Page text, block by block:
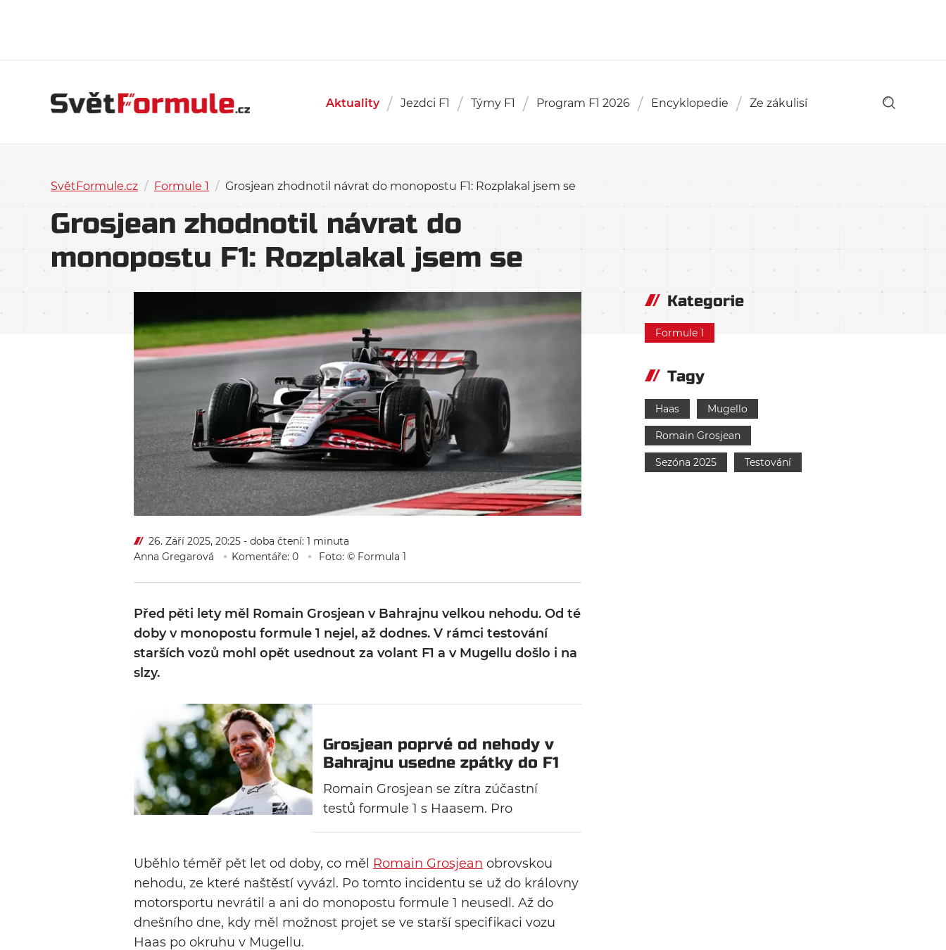
Aktuality Jezdci F1 Týmy F1 Program F1 2026 Encyklopedie Ze zákulisí
SvětFormule.cz / Formule 1 / Grosjean zhodnotil návrat do monopostu F1: Rozplakal jsem se
Grosjean zhodnotil návrat do
monopostu F1: Rozplakal jsem se
26. Září 2025, 20:25 - doba čtení: 1 minuta
Anna Gregarová
Komentáře: 0 Foto: © Formula 1
Před pěti lety měl Romain Grosjean v Bahrajnu velkou nehodu. Od té
doby v monopostu formule 1 nejel, až dodnes. V rámci testování
starších vozů mohl opět usednout za volant F1 a v Mugellu došlo i na
slzy.
Grosjean poprvé od nehody v
Bahrajnu usedne zpátky do F1
Romain Grosjean se zítra zúčastní
testů formule 1 s Haasem. Pro
bývalého pilota formule 1 se bude
v Bahrajnu roku 2020.
Uběhlo téměř pět let od doby, co měl Romain Grosjean obrovskou
nehodu, ze které naštěstí vyvázl. Po tomto incidentu se už do královny
motorsportu nevrátil a ani do monopostu formule 1 neusedl. Až do
dnešního dne, kdy měl možnost projet se ve starší specifikaci vozu
Haas po okruhu v Mugellu.
Kategorie
Formule 1
Tagy
Haas Mugello
Romain Grosjean
Sezóna 2025 Testování